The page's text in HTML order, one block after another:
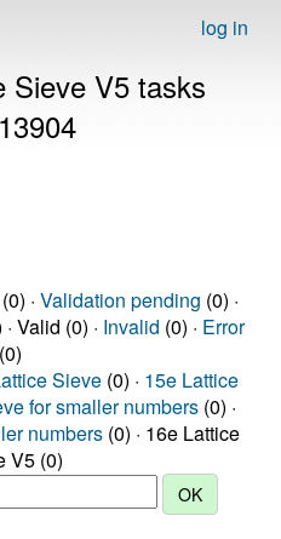
log in
Sieve V5 tasks
· Validation pending (0) ·
Valid (0) · Invalid (0) · Error
(0)
Sieve (0) · 15e Lattice
for smaller numbers (0) ·
numbers (0) · 16e Lattice
V5 (0)